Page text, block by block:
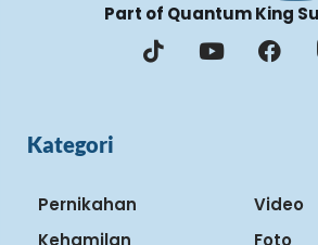
Part of Quantum King
Kategori
Pernikahan
Kehamilan
Video
Foto